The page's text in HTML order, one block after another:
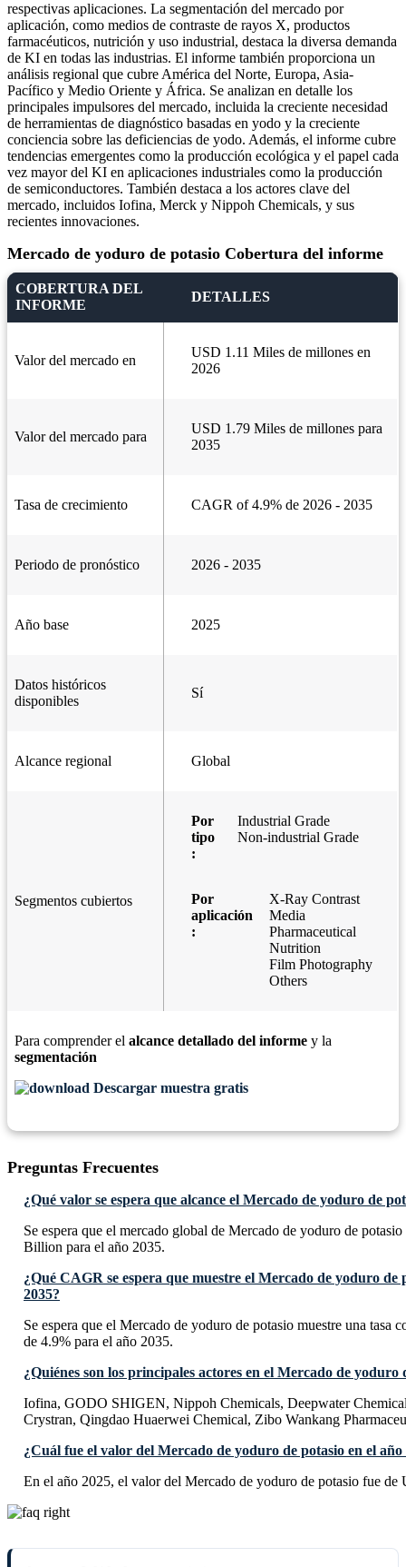
respectivas aplicaciones. La segmentación del mercado por
aplicación, como medios de contraste de rayos X, productos
farmacéuticos, nutrición y uso industrial, destaca la diversa demanda
de KI en todas las industrias. El informe también proporciona un
análisis regional que cubre América del Norte, Europa, Asia-
Pacífico y Medio Oriente y África. Se analizan en detalle los
principales impulsores del mercado, incluida la creciente necesidad
de herramientas de diagnóstico basadas en yodo y la creciente
conciencia sobre las deficiencias de yodo. Además, el informe cubre
tendencias emergentes como la producción ecológica y el papel cada
vez mayor del KI en aplicaciones industriales como la producción
de semiconductores. También destaca a los actores clave del
mercado, incluidos Iofina, Merck y Nippoh Chemicals, y sus
recientes innovaciones.
Mercado de yoduro de potasio Cobertura del informe
COBERTURA DEL
INFORME
DETALLES
Valor del mercado en
USD 1.11 Miles de millones en
2026
Valor del mercado para
USD 1.79 Miles de millones para
2035
Tasa de crecimiento CAGR of 4.9% de 2026 - 2035
Periodo de pronóstico 2026 - 2035
Año base 2025
Datos históricos
disponibles
Sí
Alcance regional Global
Segmentos cubiertos
Por
tipo
:
Industrial Grade
Non-industrial Grade
Por
aplicación
:
X-Ray Contrast
Media
Pharmaceutical
Nutrition
Film Photography
Others
Para comprender el alcance detallado del informe y la
segmentación
Descargar muestra gratis
Preguntas Frecuentes
¿Qué valor se espera que alcance el Mercado de yoduro de
Se espera que el mercado global de Mercado de yoduro de
Billion para el año 2035.
¿Qué CAGR se espera que muestre el Mercado de yoduro de
2035?
Se espera que el Mercado de yoduro de potasio muestre una tasa
de 4.9% para el año 2035.
¿Quiénes son los principales actores en el Mercado de yoduro
Iofina, GODO SHIGEN, Nippoh Chemicals, Deepwater
Crystran, Qingdao Huaerwei Chemical, Zibo Wankang
¿Cuál fue el valor del Mercado de yoduro de potasio en el año
En el año 2025, el valor del Mercado de yoduro de potasio fue